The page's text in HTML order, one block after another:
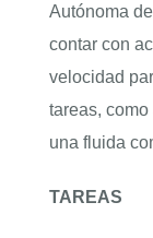
Autónoma
contar con
velocidad
tareas,
una fluida
TAREAS